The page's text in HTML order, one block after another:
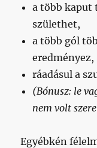
a több kaput
születhet,
a több gól
eredményez,
ráadásul a
(Bónusz: le
nem volt
Egyébkén